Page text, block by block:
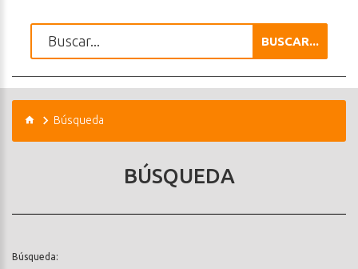
BUSCAR...
Búsqueda
BÚSQUEDA
Búsqueda: